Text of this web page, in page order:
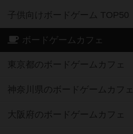
子供向けボードゲーム TOP50
ボードゲームカフェ
東京都のボードゲームカフェ
神奈川県のボードゲームカフェ
大阪府のボードゲームカフェ